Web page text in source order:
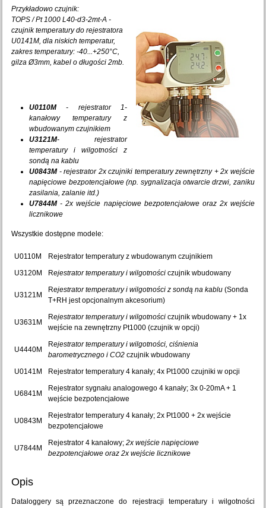
Przykładowo czujnik:
TOPS / Pt 1000 L40-d3-2mt-A -
czujnik temperatury do rejestratora
U0141M, dla niskich temperatur,
zakres temperatury: -40...+250°C,
gilzaØ3mm, kabel o długości 2mb.
U0110M- rejestrator 1-
kanałowy temperatury z
wbudowanym czujnikiem
U3121M- rejestrator
temperatury i wilgotności z
sondą na kablu
U0843M- rejestrator 2x czujniki temperatury zewnętrzny + 2x wejście
napięciowe bezpotencjałowe (np. sygnalizacja otwarcie drzwi, zaniku
zasilania, zalanie itd.)
U7844M- 2x wejście napięciowe bezpotencjałowe oraz 2x wejście
licznikowe
Wszystkie dostępne modele:
U0110M
Rejestrator temperatury z wbudowanym czujnikiem
U3120M
Rejestrator temperatury i wilgotności czujnik wbudowany
U3121M
Rejestrator temperatury i wilgotności z sondą na kablu(Sonda
T+RH jest opcjonalnym akcesorium)
U3631M
Rejestrator temperatury i wilgotności czujnik wbudowany + 1x
wejście na zewnętrzny Pt1000 (czujnik w opcji)
U4440M
Rejestrator temperatury i wilgotności, ciśnienia
barometrycznego i CO2 czujnik wbudowany
U0141M
Rejestrator temperatury 4 kanały; 4x Pt1000 czujniki w opcji
U6841M
Rejestrator sygnału analogowego 4 kanały; 3x 0-20mA + 1
wejście bezpotencjałowe
U0843M
Rejestrator temperatury 4 kanały; 2x Pt1000 + 2x wejście
bezpotencjałowe
U7844M
Rejestrator 4 kanałowy;2x wejście napięciowe
bezpotencjałowe oraz 2x wejście licznikowe
Opis
Dataloggery są przeznaczone do rejestracji temperatury i wilgotności